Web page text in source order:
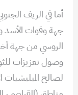
أما في الريف
جهة وقوات الأسد
الروسي من جهة
وصول تعزيزات
لصالح الميليشيات